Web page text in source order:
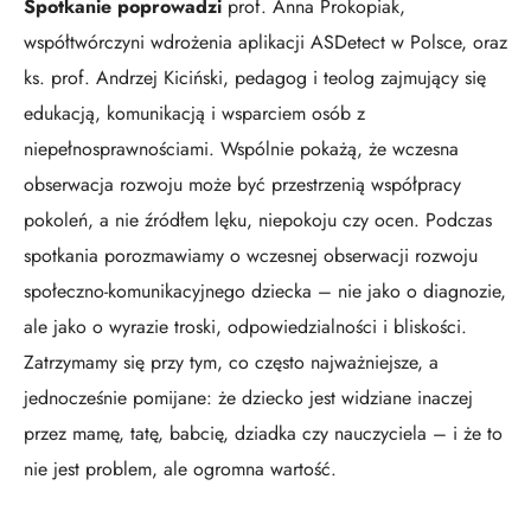
Spotkanie poprowadzi prof. Anna Prokopiak,
współtwórczyni wdrożenia aplikacji ASDetect w Polsce, oraz
ks. prof. Andrzej Kiciński, pedagog i teolog zajmujący się
edukacją, komunikacją i wsparciem osób z
niepełnosprawnościami. Wspólnie pokażą, że wczesna
obserwacja rozwoju może być przestrzenią współpracy
pokoleń, a nie źródłem lęku, niepokoju czy ocen. Podczas
spotkania porozmawiamy o wczesnej obserwacji rozwoju
społeczno-komunikacyjnego dziecka – nie jako o diagnozie,
ale jako o wyrazie troski, odpowiedzialności i bliskości.
Zatrzymamy się przy tym, co często najważniejsze, a
jednocześnie pomijane: że dziecko jest widziane inaczej
przez mamę, tatę, babcię, dziadka czy nauczyciela – i że to
nie jest problem, ale ogromna wartość.